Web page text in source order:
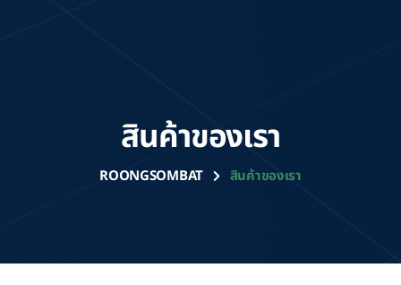
สินค้าของเรา
ROONGSOMBAT สินค้าของเรา